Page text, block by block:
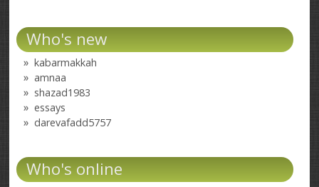
Who's new
kabarmakkah
amnaa
shazad1983
essays
darevafadd5757
Who's online